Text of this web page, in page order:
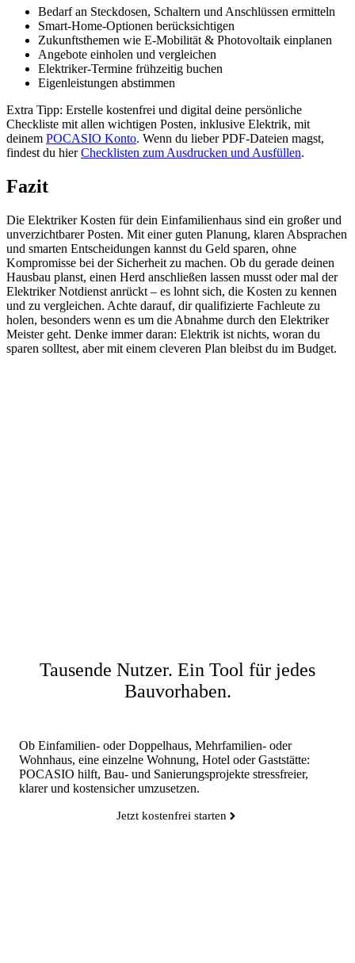
Bedarf an Steckdosen, Schaltern und Anschlüssen ermitteln
Smart-Home-Optionen berücksichtigen
Zukunftsthemen wie E-Mobilität & Photovoltaik einplanen
Angebote einholen und vergleichen
Elektriker-Termine frühzeitig buchen
Eigenleistungen abstimmen
Extra Tipp: Erstelle kostenfrei und digital deine persönliche
Checkliste mit allen wichtigen Posten, inklusive Elektrik, mit
deinem POCASIO Konto. Wenn du lieber PDF-Dateien magst,
findest du hierChecklisten zum Ausdrucken und Ausfüllen.
Fazit
Die Elektriker Kosten für dein Einfamilienhaus sind ein großer und
unverzichtbarer Posten. Mit einer guten Planung, klaren Absprachen
und smarten Entscheidungen kannst du Geld sparen, ohne
Kompromisse bei der Sicherheit zu machen. Ob du gerade deinen
Hausbau planst, einen Herd anschließen lassen musst oder mal der
Elektriker Notdienst anrückt – es lohnt sich, die Kosten zu kennen
und zu vergleichen. Achte darauf, dir qualifizierte Fachleute zu
holen, besonders wenn es um die Abnahme durch den Elektriker
Meister geht. Denke immer daran: Elektrik ist nichts, woran du
sparen solltest, aber mit einem cleveren Plan bleibst du im Budget.
Tausende Nutzer. Ein Tool für jedes
Bauvorhaben.
Ob Einfamilien- oder Doppelhaus, Mehrfamilien- oder
Wohnhaus, eine einzelne Wohnung, Hotel oder Gaststätte:
POCASIO hilft, Bau- und Sanierungsprojekte stressfreier,
klarer und kostensicher umzusetzen.
Jetzt kostenfrei starten